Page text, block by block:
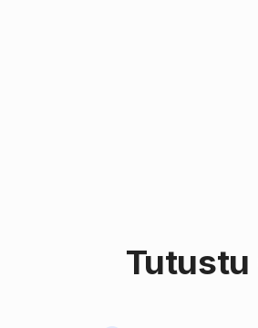
Tutustu